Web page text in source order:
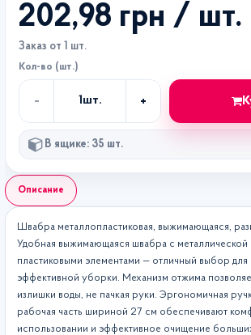
Описание
Швабра металлопластиковая, выжимающаяся,
Удобная выжимающаяся швабра с
пластиковыми элементами — отличный выбор
эффективной уборки. Механизм отжима
излишки воды, не пачкая руки. Эргономичная
рабочая часть шириной 27 см обеспечивают
использовании и эффективное очищение
202,98 грн / шт.
Заказ от 1 шт.
Кол-во (шт.)
-
во
1шт. +
В ящике: 35 шт.